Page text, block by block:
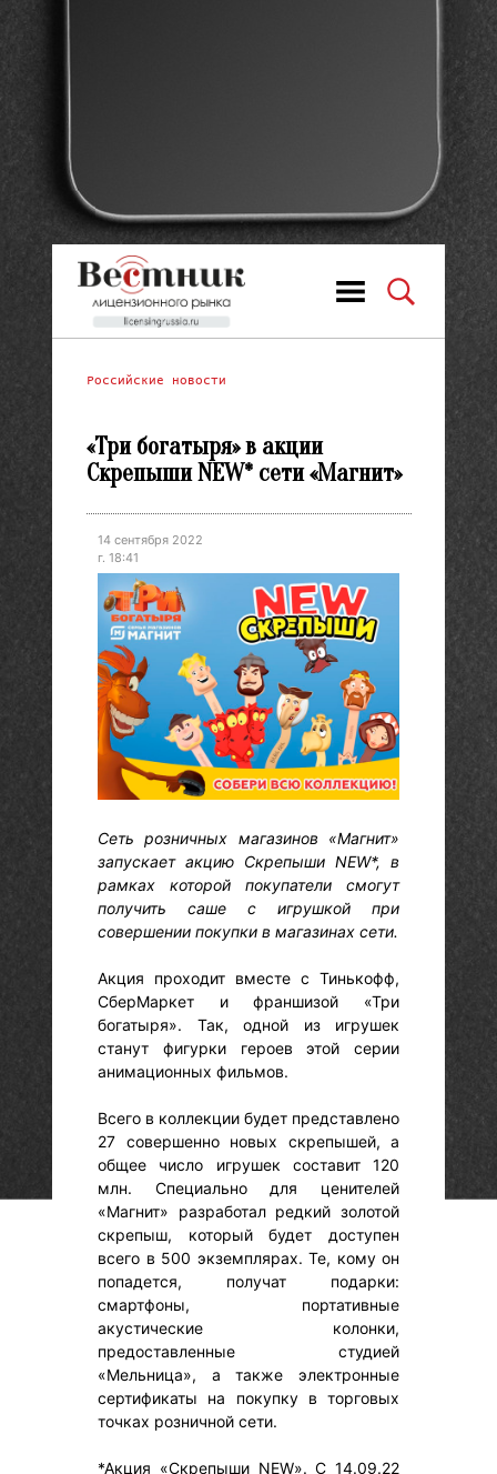
Российские новости
«Три богатыря» в акции
Скрепыши NEW* сети «Магнит»
14 сентября 2022
г. 18:41
Сеть розничных магазинов «Магнит»
запускает акцию Скрепыши NEW*, в
рамках которой покупатели смогут
получить саше с игрушкой при
совершении покупки в магазинах сети.
Акция проходит вместе с Тинькофф,
СберМаркет и франшизой «Три
богатыря». Так, одной из игрушек
станут фигурки героев этой серии
анимационных фильмов.
Всего в коллекции будет представлено
27 совершенно новых скрепышей, а
общее число игрушек составит 120
млн. Специально для ценителей
«Магнит» разработал редкий золотой
скрепыш, который будет доступен
всего в 500 экземплярах. Те, кому он
попадется, получат подарки:
смартфоны, портативные
акустические колонки,
предоставленные студией
«Мельница», а также электронные
сертификаты на покупку в торговых
точках розничной сети.
*Акция «Скрепыши NEW». С 14.09.22